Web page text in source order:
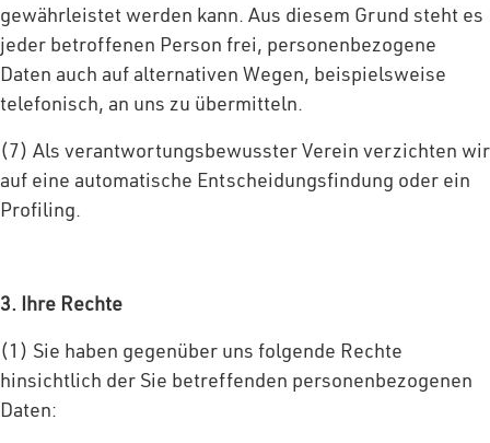
gewährleistet werden kann. Aus diesem Grund steht es
jeder betroffenen Person frei, personenbezogene
Daten auch auf alternativen Wegen, beispielsweise
telefonisch, an uns zu übermitteln.
(7) Als verantwortungsbewusster Verein verzichten wir
auf eine automatische Entscheidungsfindung oder ein
Profiling.
3. Ihre Rechte
(1) Sie haben gegenüber uns folgende Rechte
hinsichtlich der Sie betreffenden personenbezogenen
Daten: